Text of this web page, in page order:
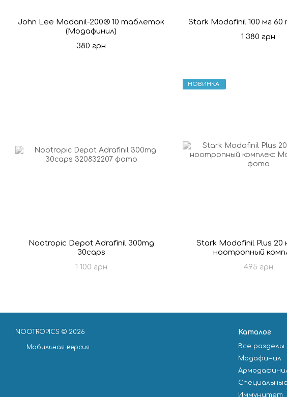
John Lee Modanil-200® 10 таблеток
(Модафинил)
380 грн
Stark Modafinil 100 мг
1 380 грн
Nootropic Depot Adrafinil 300mg
30caps
1 100 грн
НОВИНКА
Stark Modafinil Plus 20
ноотропный
495 грн
NOOTROPICS © 2026
Мобильная версия
Каталог
Все разделы
Модафинил
Иммунитет